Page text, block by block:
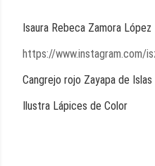
Isaura Rebeca Zamora López
https://www.instagram.com/
Cangrejo rojo Zayapa de
Ilustra Lápices de Color